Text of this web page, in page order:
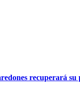
recuperará su